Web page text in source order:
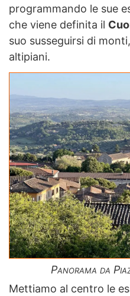
programmando le sue
che viene definita il
suo susseguirsi di
altipiani.
Panorama da
Mettiamo al centro le